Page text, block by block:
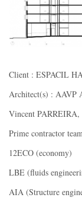
Client : ESPACIL
Architect(s) : AAVP
Vincent PARREIRA,
Prime contractor
12ECO (economy)
LBE (fluids
AIA (Structure